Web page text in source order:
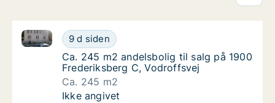
Ca. 245 m2 andelsbolig til salg på 1900
9 d siden
Ca. 245 m2 andelsbolig til salg på 1900
Ca. 245 m2 andelsbolig til salg på 1900
Ca. 245 m2 andelsbolig til salg på 1900
Frederiksberg C, Vodroffsvej
Ca. 245 m2
Ca. 245 m2 andelsbolig til salg på 1900
Ikke angivet